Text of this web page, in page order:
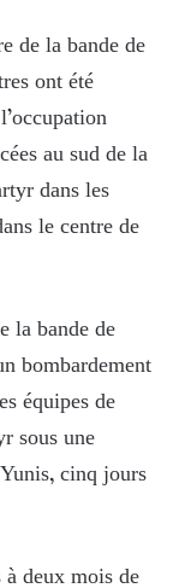
de la bande de
ont été
au sud de la
dans les
le centre de
la bande de
bombardement
équipes de
sous une
cinq jours
deux mois de